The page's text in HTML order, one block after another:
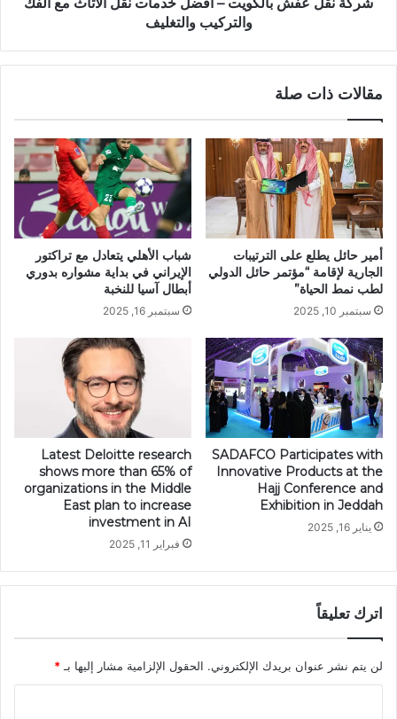
والتركيب والتغليف
مقالات ذات صلة
أمير حائل يطلع على الترتيبات
الجارية لإقامة “مؤتمر حائل الدولي
لطب نمط الحياة”
سبتمبر 10, 2025
شباب الأهلي يتعادل مع تراكتور
الإيراني في بداية مشواره بدوري
أبطال آسيا للنخبة
سبتمبر 16, 2025
SADAFCO Participates with
Innovative Products at the
Hajj Conference and
Exhibition in Jeddah
يناير 16, 2025
Latest Deloitte research
shows more than 65% of
organizations in the Middle
East plan to increase
investment in AI
فبراير 11, 2025
اترك تعليقاً
لن يتم نشر عنوان بريدك الإلكتروني. الحقول الإلزامية مشار إليها بـ *